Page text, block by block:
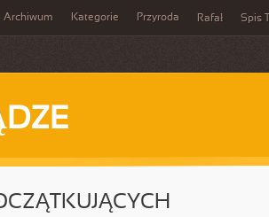
Archiwum Kategorie Przyroda Rafał Spis